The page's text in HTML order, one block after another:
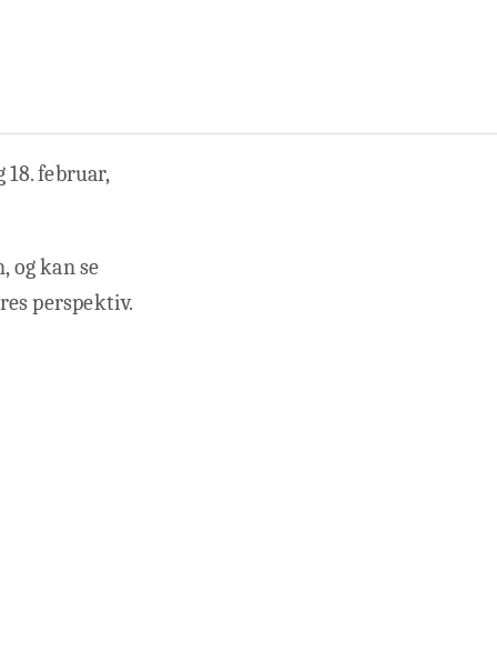
februar,
og kan se
perspektiv.